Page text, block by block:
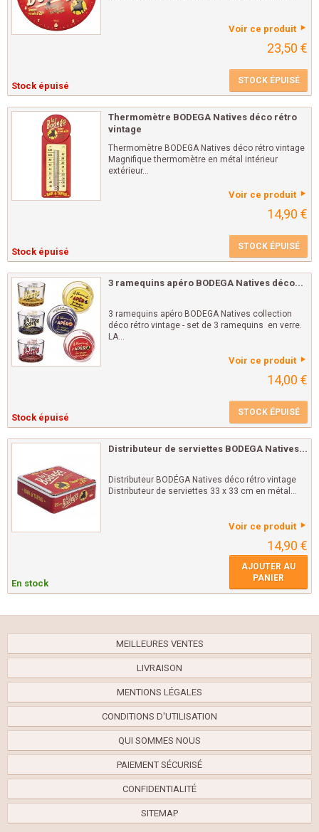
Voir ce produit
23,50 €
Stock épuisé STOCK ÉPUISÉ
Thermomètre BODEGA Natives déco rétro
vintage
Thermomètre BODEGA Natives déco rétro vintage
Magnifique thermomètre en métal intérieur
extérieur...
Voir ce produit
14,90 €
Stock épuisé STOCK ÉPUISÉ
3 ramequins apéro BODEGA Natives déco...
3 ramequins apéro BODEGA Natives collection
déco rétro vintage - set de 3 ramequins en verre.
LA...
Voir ce produit
14,00 €
Stock épuisé STOCK ÉPUISÉ
Distributeur de serviettes BODEGA Natives...
Distributeur BODÉGA Natives déco rétro vintage
Distributeur de serviettes 33 x 33 cm en métal...
Voir ce produit
14,90 €
En stock
AJOUTER AU
PANIER
MEILLEURES VENTES
LIVRAISON
MENTIONS LÉGALES
CONDITIONS D'UTILISATION
QUI SOMMES NOUS
PAIEMENT SÉCURISÉ
CONFIDENTIALITÉ
SITEMAP